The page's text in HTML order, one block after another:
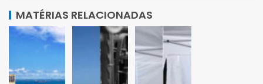
MATÉRIAS RELACIONADAS